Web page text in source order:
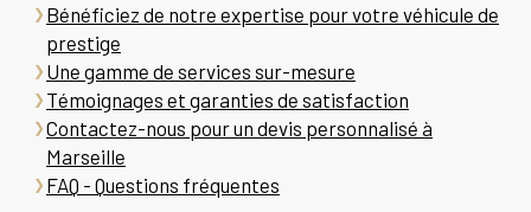
Bénéficiez de notre expertise pour votre véhicule de
prestige
Une gamme de services sur-mesure
Témoignages et garanties de satisfaction
Contactez-nous pour un devis personnalisé à
Marseille
FAQ - Questions fréquentes